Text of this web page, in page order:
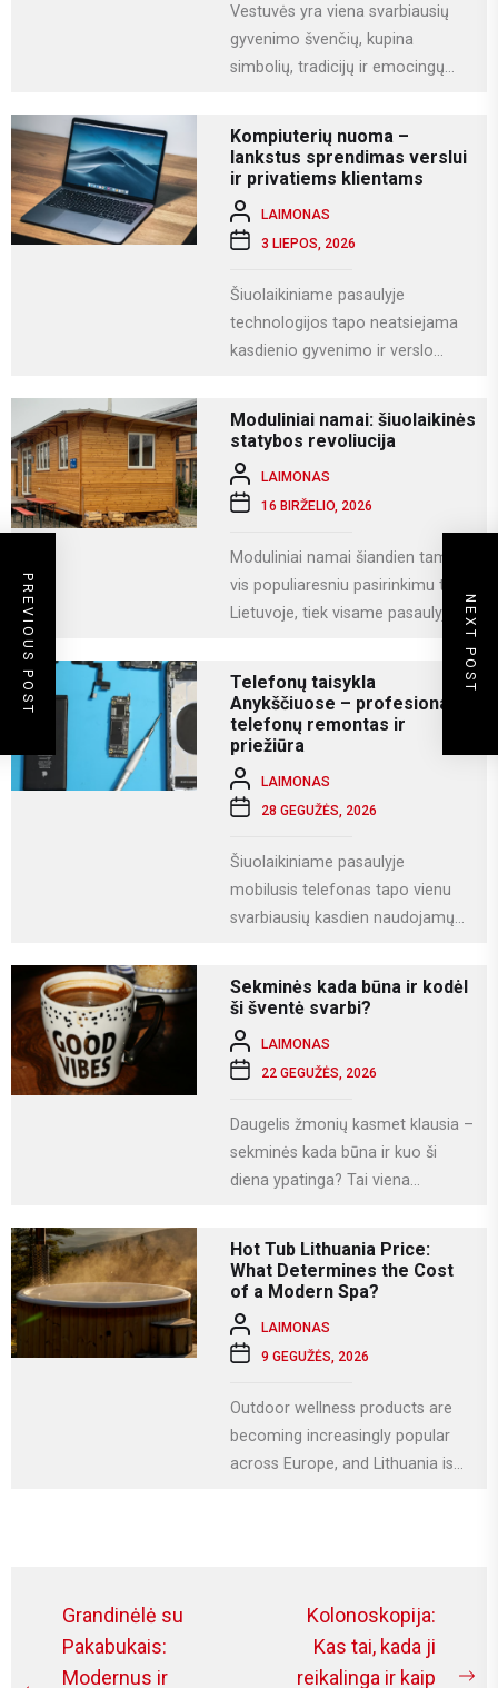
PREVIOUS POST NEXT POST
Vestuvės yra viena svarbiausių
gyvenimo švenčių, kupina
simbolių, tradicijų ir emocingų
vestuvių...
Kompiuterių nuoma –
lankstus sprendimas verslui
ir privatiems klientams
LAIMONAS
3 LIEPOS, 2026
Šiuolaikiniame pasaulyje
technologijos tapo neatsiejama
kasdienio gyvenimo ir verslo
komunikacijai ir įvairioms
specializuotoms užduotims...
Moduliniai namai: šiuolaikinės
statybos revoliucija
LAIMONAS
16 BIRŽELIO, 2026
Moduliniai namai šiandien tampa
vis populiaresniu pasirinkimu tiek
Lietuvoje, tiek visame pasaulyje.
Telefonų taisykla
Anykščiuose – profesionalus
telefonų remontas ir
priežiūra
LAIMONAS
28 GEGUŽĖS, 2026
Šiuolaikiniame pasaulyje
mobilusis telefonas tapo vienu
svarbiausių kasdien naudojamų
naudojamės socialiniais...
Sekminės kada būna ir kodėl
ši šventė svarbi?
LAIMONAS
22 GEGUŽĖS, 2026
Daugelis žmonių kasmet klausia –
sekminės kada būna ir kuo ši
diena ypatinga? Tai viena
Hot Tub Lithuania Price:
What Determines the Cost
of a Modern Spa?
LAIMONAS
9 GEGUŽĖS, 2026
Outdoor wellness products are
becoming increasingly popular
across Europe, and Lithuania is
Navigacija
tarp
Grandinėlė su
Pakabukais:
Modernus ir
Kolonoskopija:
Kas tai, kada ji
reikalinga ir kaip